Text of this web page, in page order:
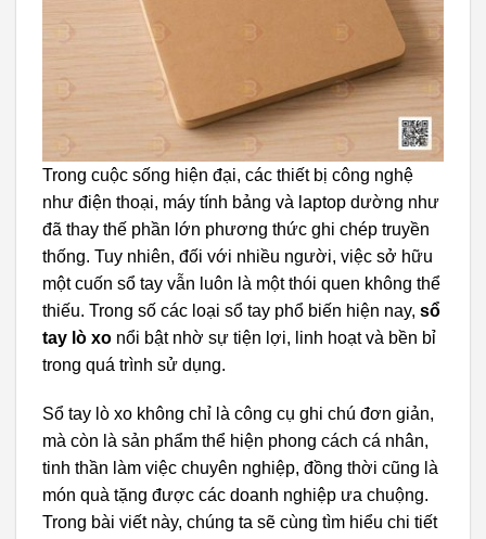
Trong cuộc sống hiện đại, các thiết bị công nghệ
như điện thoại, máy tính bảng và laptop dường như
đã thay thế phần lớn phương thức ghi chép truyền
thống. Tuy nhiên, đối với nhiều người, việc sở hữu
một cuốn sổ tay vẫn luôn là một thói quen không thể
thiếu. Trong số các loại sổ tay phổ biến hiện nay, sổ
tay lò xo nổi bật nhờ sự tiện lợi, linh hoạt và bền bỉ
trong quá trình sử dụng.
Sổ tay lò xo không chỉ là công cụ ghi chú đơn giản,
mà còn là sản phẩm thể hiện phong cách cá nhân,
tinh thần làm việc chuyên nghiệp, đồng thời cũng là
món quà tặng được các doanh nghiệp ưa chuộng.
Trong bài viết này, chúng ta sẽ cùng tìm hiểu chi tiết